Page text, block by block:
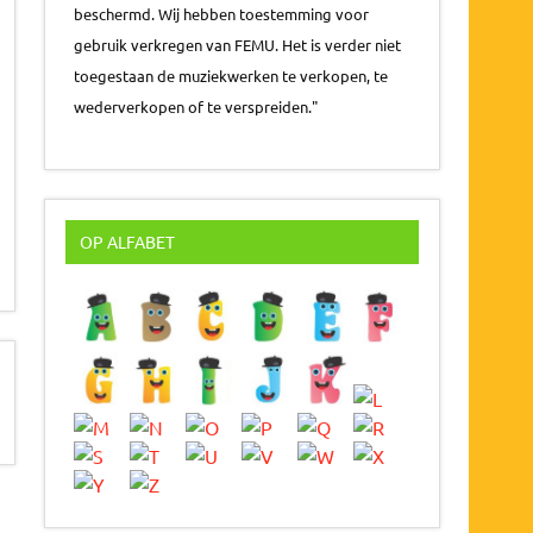
beschermd. Wij hebben toestemming voor
gebruik verkregen van FEMU. Het is verder niet
toegestaan de muziekwerken te verkopen, te
wederverkopen of te verspreiden."
OP ALFABET